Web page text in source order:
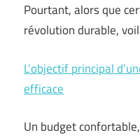
Pourtant, alors que
révolution durable,
L’objectif principal
efficace
Un budget